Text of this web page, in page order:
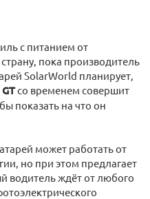
с питанием от
пока производитель
SolarWorld планирует,
со временем совершит
показать на что он
может работать от
но при этом предлагает
водитель ждёт от любого